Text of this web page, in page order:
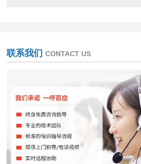
联系我们 CONTACT US